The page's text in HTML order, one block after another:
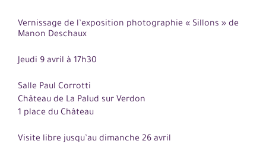
Vernissage de l’exposition photographie « Sillons » de
Manon Deschaux
Jeudi 9 avril à 17h30
Salle Paul Corrotti
Château de La Palud sur Verdon
1 place du Château
Visite libre jusqu’au dimanche 26 avril